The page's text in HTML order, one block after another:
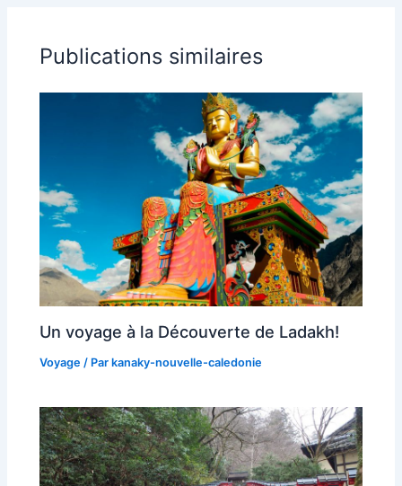
Publications similaires
Un voyage à la Découverte de Ladakh!
Voyage / Parkanaky-nouvelle-caledonie